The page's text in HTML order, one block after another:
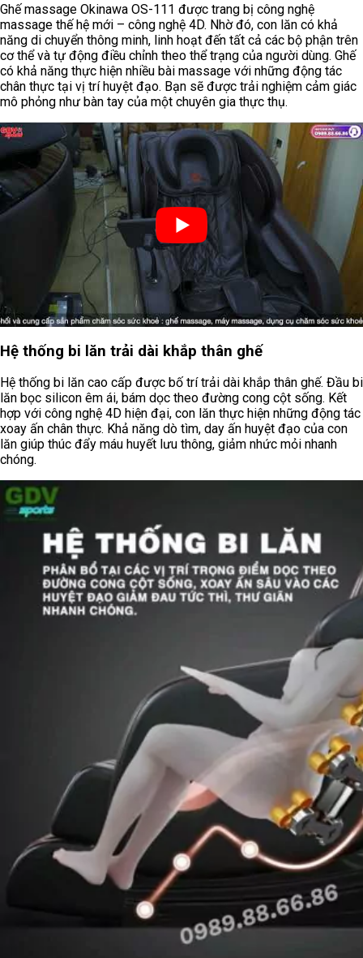
Ghế massage Okinawa OS-111 được trang bị công nghệ
massage thế hệ mới – công nghệ 4D. Nhờ đó, con lăn có khả
năng di chuyển thông minh, linh hoạt đến tất cả các bộ phận trên
cơ thể và tự động điều chỉnh theo thể trạng của người dùng. Ghế
có khả năng thực hiện nhiều bài massage với những động tác
chân thực tại vị trí huyệt đạo. Bạn sẽ được trải nghiệm cảm giác
mô phỏng như bàn tay của một chuyên gia thực thụ.
Hệ thống bi lăn trải dài khắp thân ghế
Hệ thống bi lăn cao cấp được bố trí trải dài khắp thân ghế. Đầu bi
lăn bọc silicon êm ái, bám dọc theo đường cong cột sống. Kết
hợp với công nghệ 4D hiện đại, con lăn thực hiện những động tác
xoay ấn chân thực. Khả năng dò tìm, day ấn huyệt đạo của con
lăn giúp thúc đẩy máu huyết lưu thông, giảm nhức mỏi nhanh
chóng.